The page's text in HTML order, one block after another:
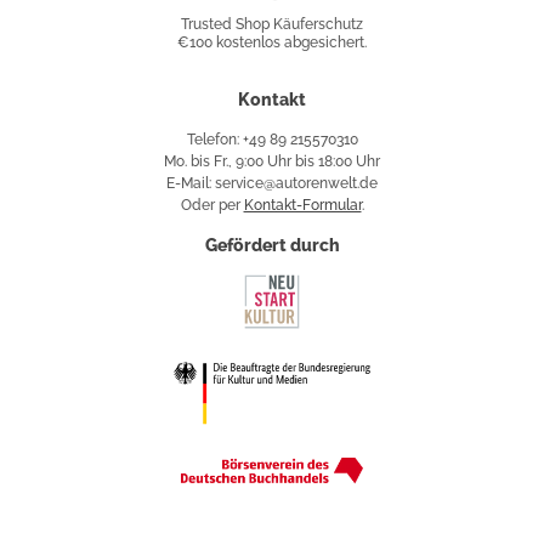
Käuferschutz
Trusted Shop Käuferschutz
€100 kostenlos abgesichert.
Kontakt
Telefon: +49 89 215570310
Mo. bis Fr., 9:00 Uhr bis 18:00 Uhr
E-Mail: service@autorenwelt.de
Oder per Kontakt-Formular.
Gefördert durch